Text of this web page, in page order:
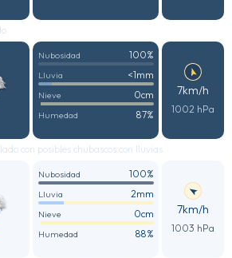
Nubosidad 100%
Lluvia <1mm
Nieve 0cm
Humedad 87%
7km/h
1002 hPa
con posibles chubascos con lluvias
Nubosidad 100%
Lluvia 2mm
Nieve 0cm
Humedad 88%
7km/h
1003 hPa